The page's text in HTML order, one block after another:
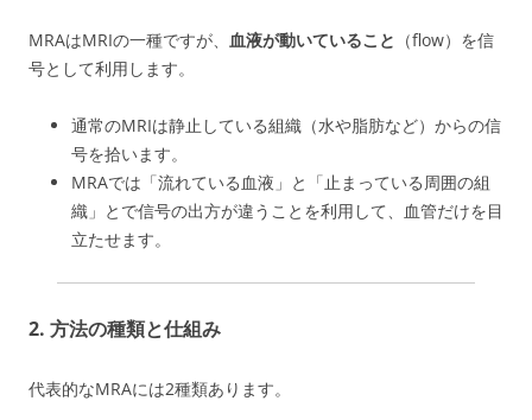
MRAはMRIの一種ですが、 血液が動いていること （flow）を信
号として利用します。
通常のMRIは静止している組織（水や脂肪など）からの信
号を拾います。
MRAでは「流れている血液」と「止まっている周囲の組
織」とで信号の出方が違うことを利用して、血管だけを目
立たせます。
2. 方法の種類と仕組み
代表的なMRAには2種類あります。